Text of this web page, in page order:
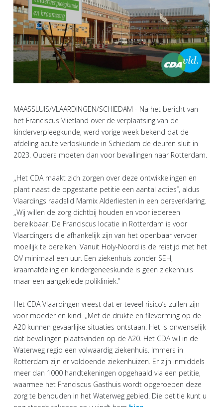
MAASSLUIS/VLAARDINGEN/SCHIEDAM - Na het bericht van
het Franciscus Vlietland over de verplaatsing van de
kinderverpleegkunde, werd vorige week bekend dat de
afdeling acute verloskunde in Schiedam de deuren sluit in
2023. Ouders moeten dan voor bevallingen naar Rotterdam.
,,Het CDA maakt zich zorgen over deze ontwikkelingen en
plant naast de opgestarte petitie een aantal acties’’, aldus
Vlaardings raadslid Marnix Alderliesten in een persverklaring.
,,Wij willen de zorg dichtbij houden en voor iedereen
bereikbaar. De Franciscus locatie in Rotterdam is voor
Vlaardingers die afhankelijk zijn van het openbaar vervoer
moeilijk te bereiken. Vanuit Holy-Noord is de reistijd met het
OV minimaal een uur. Een ziekenhuis zonder SEH,
kraamafdeling en kindergeneeskunde is geen ziekenhuis
maar een aangeklede polikliniek.’’
Het CDA Vlaardingen vreest dat er teveel risico’s zullen zijn
voor moeder en kind. ,,Met de drukte en filevorming op de
A20 kunnen gevaarlijke situaties ontstaan. Het is onwenselijk
dat bevallingen plaatsvinden op de A20. Het CDA wil in de
Waterweg regio een volwaardig ziekenhuis. Immers in
Rotterdam zijn er voldoende ziekenhuizen. Er zijn inmiddels
meer dan 1000 handtekeningen opgehaald via een petitie,
waarmee het Franciscus Gasthuis wordt opgeroepen deze
zorg te behouden in het Waterweg gebied. Die petitie kunt u